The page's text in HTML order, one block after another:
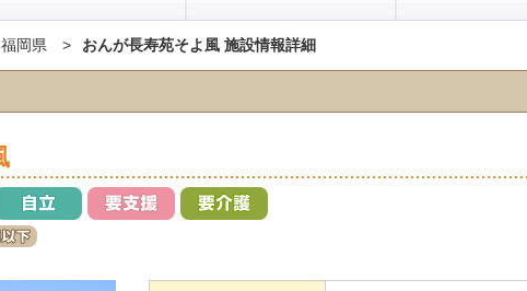
福岡県 おんが長寿苑そよ風 施設情報詳細